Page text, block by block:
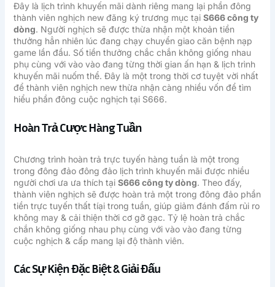
Đây là lịch trình khuyến mãi dành riêng mang lại phần đông
thành viên nghịch new đăng ký trương mục tại S666 công ty
dòng. Người nghịch sẽ được thừa nhận một khoản tiền
thưởng hẳn nhiên lúc đang chạy chuyển giao căn bệnh nạp
game lần đầu. Số tiền thưởng chắc chắn không giống nhau
phụ cùng với vào vào đang từng thời gian ấn hạn & lịch trình
khuyến mãi nuốm thể. Đây là một trong thời cơ tuyệt vời nhất
để thành viên nghịch new thừa nhận càng nhiều vốn để tìm
hiểu phần đông cuộc nghịch tại S666.
Hoàn Trả Cược Hàng Tuần
Chương trình hoàn trả trực tuyến hàng tuần là một trong
trong đông đảo đông đảo lịch trình khuyến mãi được nhiều
người chơi ưa ưa thích tại S666 công ty dòng. Theo đấy,
thành viên nghịch sẽ được hoàn trả một trong đông đảo phần
tiền trực tuyến thất tíại trong tuần, giúp giảm đánh đấm rủi ro
không may & cải thiện thời cơ gỡ gạc. Tỷ lệ hoàn trả chắc
chắn không giống nhau phụ cùng với vào vào đang từng
cuộc nghịch & cấp mang lại độ thành viên.
Các Sự Kiện Đặc Biệt & Giải Đấu